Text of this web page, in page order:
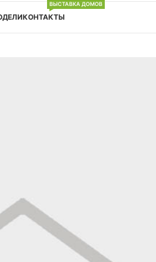
КОНТАКТЫ
ВЫСТАВКА ДОМОВ